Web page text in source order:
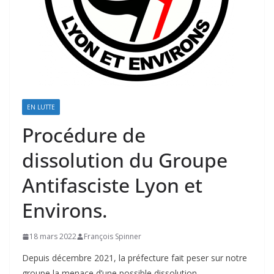
EN LUTTE
Procédure de
dissolution du Groupe
Antifasciste Lyon et
Environs.
18 mars 2022 François Spinner
Depuis décembre 2021, la préfecture fait peser sur notre